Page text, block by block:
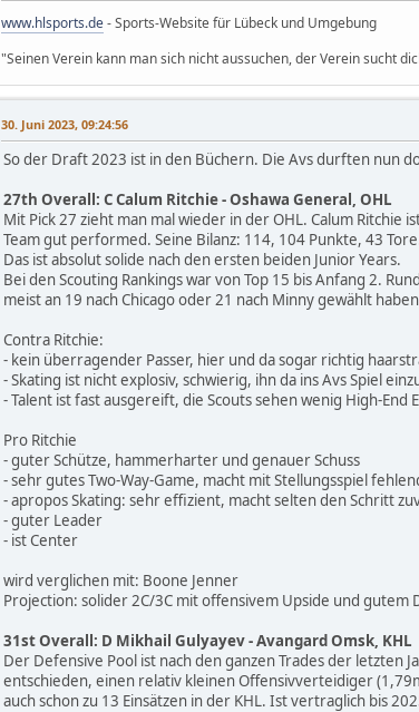
www.hlsports.de- Sports-Website für Lübeck und Umgebung
"Seinen Verein kann man sich nicht aussuchen, der Verein sucht
30. Juni 2023, 09:24:56
So der Draft 2023 ist in den Büchern. Die Avs durften nun
27th Overall: C Calum Ritchie - Oshawa General, OHL
Mit Pick 27 zieht man mal wieder in der OHL. Calum
Team gut performed. Seine Bilanz: 114, 104 Punkte, 43
Das ist absolut solide nach den ersten beiden Junior Years.
Bei den Scouting Rankings war von Top 15 bis Anfang 2.
meist an 19 nach Chicago oder 21 nach Minny gewählt
Contra Ritchie:
- kein überragender Passer, hier und da sogar richtig
- Skating ist nicht explosiv, schwierig, ihn da ins Avs Spiel
- Talent ist fast ausgereift, die Scouts sehen wenig High-End
Pro Ritchie
- guter Schütze, hammerharter und genauer Schuss
- sehr gutes Two-Way-Game, macht mit Stellungsspiel
- apropos Skating: sehr effizient, macht selten den Schritt
- guter Leader
- ist Center
wird verglichen mit: Boone Jenner
Projection: solider 2C/3C mit offensivem Upside und gutem
31st Overall: D Mikhail Gulyayev - Avangard Omsk, KHL
Der Defensive Pool ist nach den ganzen Trades der letzten
entschieden, einen relativ kleinen Offensivverteidiger
auch schon zu 13 Einsätzen in der KHL. Ist vertraglich bis